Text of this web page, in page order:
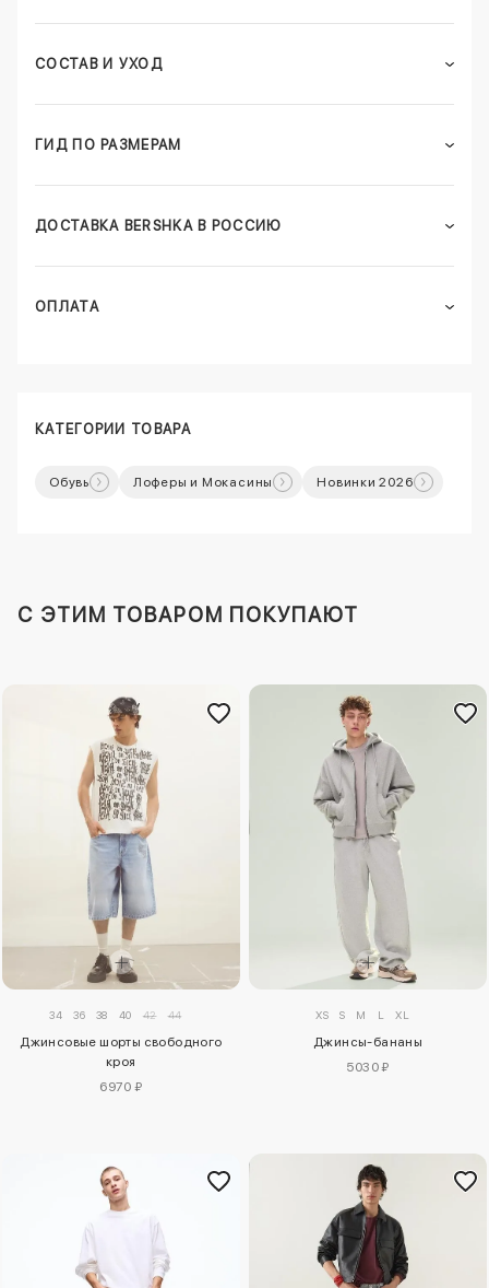
СОСТАВ И УХОД
ГИД ПО РАЗМЕРАМ
ДОСТАВКА BERSHKA В РОССИЮ
ОПЛАТА
КАТЕГОРИИ ТОВАРА
Обувь Лоферы и Мокасины Новинки 2026
C ЭТИМ ТОВАРОМ ПОКУПАЮТ
34 36 38 40 42 44
Джинсовые шорты свободного
кроя
6970 ₽
XS S M L XL
Джинсы-бананы
5030 ₽